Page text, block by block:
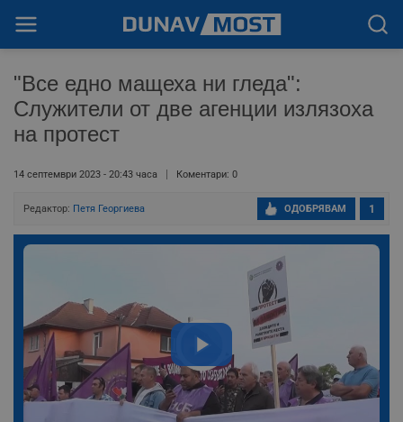
"Все едно мащеха ни гледа":
Служители от две агенции излязоха
на протест
14 септември 2023 - 20:43 часа Коментари: 0
Редактор: Петя Георгиева 1
ОДОБРЯВАМ